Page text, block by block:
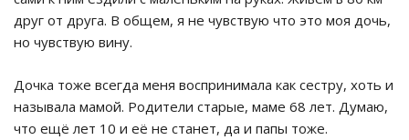
друг от друга. В общем, я не чувствую что это моя дочь,
но чувствую вину.
Дочка тоже всегда меня воспринимала как сестру, хоть и
называла мамой. Родители старые, маме 68 лет. Думаю,
что ещё лет 10 и её не станет, да и папы тоже.